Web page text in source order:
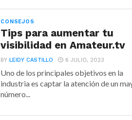
CONSEJOS
Tips para aumentar tu
visibilidad en Amateur.tv
BYLEIDY CASTILLO 6 JULIO, 2023
Uno de los principales objetivos en la
industria es captar la atención de un
número...